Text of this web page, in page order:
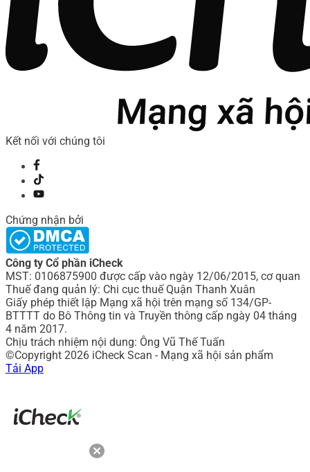
Kết nối với chúng tôi
Chứng nhận bởi
Công ty Cổ phần iCheck
MST: 0106875900 được cấp vào ngày 12/06/2015, cơ quan
Thuế đang quản lý: Chi cục thuế Quận Thanh Xuân
Giấy phép thiết lập Mạng xã hội trên mạng số 134/GP-
BTTTT do Bô Thông tin và Truyền thông cấp ngày 04 tháng
4 năm 2017.
Chịu trách nhiệm nội dung: Ông Vũ Thế Tuấn
©Copyright 2026 iCheck Scan - Mạng xã hội sản phẩm
Tải App